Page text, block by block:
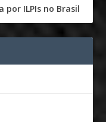
por ILPIs no Brasil